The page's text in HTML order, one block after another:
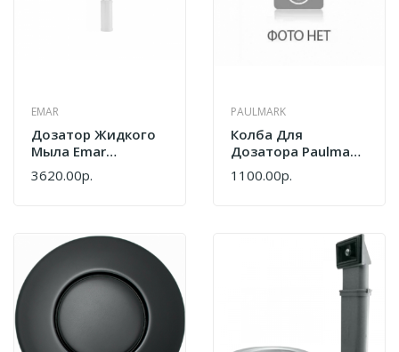
EMAR
Дозатор Жидкого
Мыла Emar
ЕД-401D.PVD Matt
Gold
3620.00р.
PAULMARK
Колба Для
Дозатора Paulmark
PM-350 Paulmark
PM-350
1100.00р.